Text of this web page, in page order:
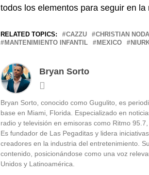
todos los elementos para seguir en
RELATED TOPICS: CAZZU CHRISTIAN
MANTENIMIENTO INFANTIL
MEXICO
Bryan Sorto
Bryan Sorto, conocido como Gugulito, es
base en Miami, Florida. Especializado en
radio y televisión en emisoras como Ritmo
Es fundador de Las Pegaditas y lidera
creadores en la industria del entretenimiento.
contenido, posicionándose como una voz
Unidos y Latinoamérica.